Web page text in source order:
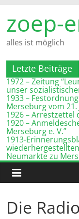
Inhalt
springen
zoep-
alles ist möglich
Letzte Beiträge
1972 – Zeitung
unser
1933 –
Merseburg vom 21.
1926 – Arrestzettel
1920 –
Merseburg e. V.”
1913-
Neumarkte zu
Die